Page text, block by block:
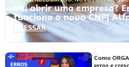
Vai abrir uma empresa?
funciona o novo CNPJ
ACESSAR
Como